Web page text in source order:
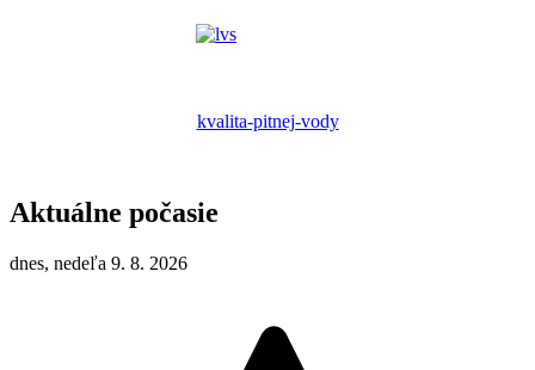
kvalita-pitnej-vody
Aktuálne počasie
dnes, nedeľa 9. 8. 2026